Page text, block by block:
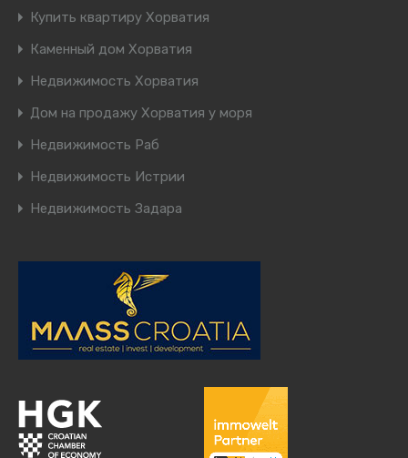
Купить квартиру Хорватия
Каменный дом Хорватия
Недвижимость Хорватия
Дом на продажу Хорватия у моря
Недвижимость Раб
Недвижимость Истрии
Недвижимость Задара